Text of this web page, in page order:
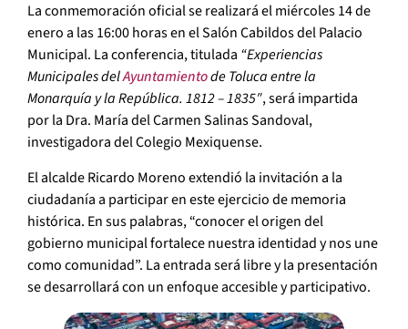
La conmemoración oficial se realizará el miércoles 14 de
enero a las 16:00 horas en el Salón Cabildos del Palacio
Municipal. La conferencia, titulada “Experiencias
Municipales delAyuntamientode Toluca entre la
Monarquía y la República. 1812 – 1835″, será impartida
por la Dra. María del Carmen Salinas Sandoval,
investigadora del Colegio Mexiquense.
El alcalde Ricardo Moreno extendió la invitación a la
ciudadanía a participar en este ejercicio de memoria
histórica. En sus palabras, “conocer el origen del
gobierno municipal fortalece nuestra identidad y nos une
como comunidad”. La entrada será libre y la presentación
se desarrollará con un enfoque accesible y participativo.